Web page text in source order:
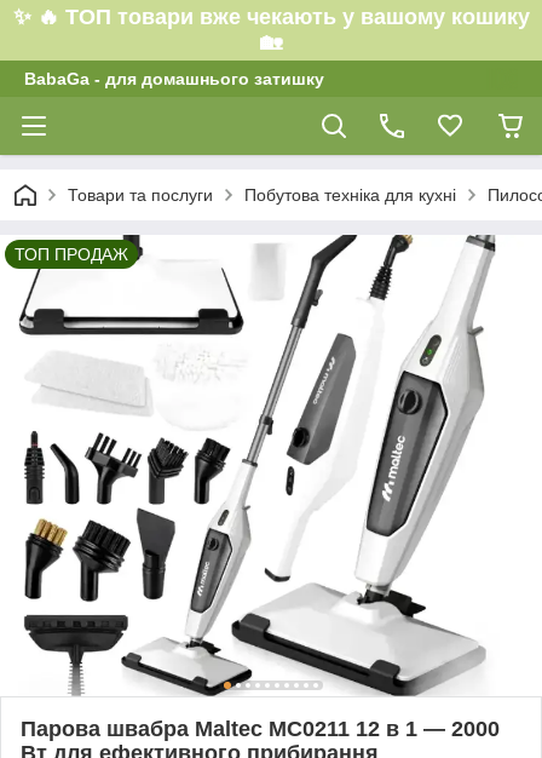
✨ 🔥 ТОП товари вже чекають у вашому кошику
🏡
BabaGa - для домашнього затишку
Товари та послуги Побутова техніка для кухні
ТОП ПРОДАЖ
Парова швабра Maltec MC0211 12 в 1 — 2000
Вт для ефективного прибирання